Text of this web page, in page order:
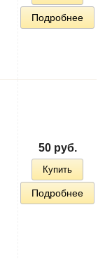
Подробнее
50 руб.
Купить
Подробнее